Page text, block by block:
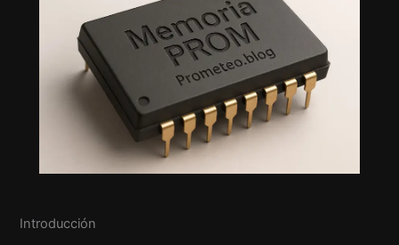
Introducción